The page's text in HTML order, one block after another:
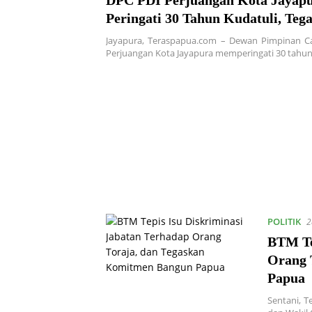
Peringati 30 Tahun Kudatuli,
Komitmen Jaga Demokrasi
Jayapura, Teraspapua.com – Dewan Pimpinan
Perjuangan Kota Jayapura memperingati 30
POLITIK
BTM
Orang
Papua
Sentani,